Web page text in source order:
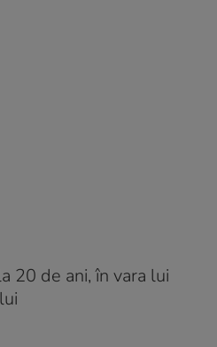
20 de ani, în vara lui